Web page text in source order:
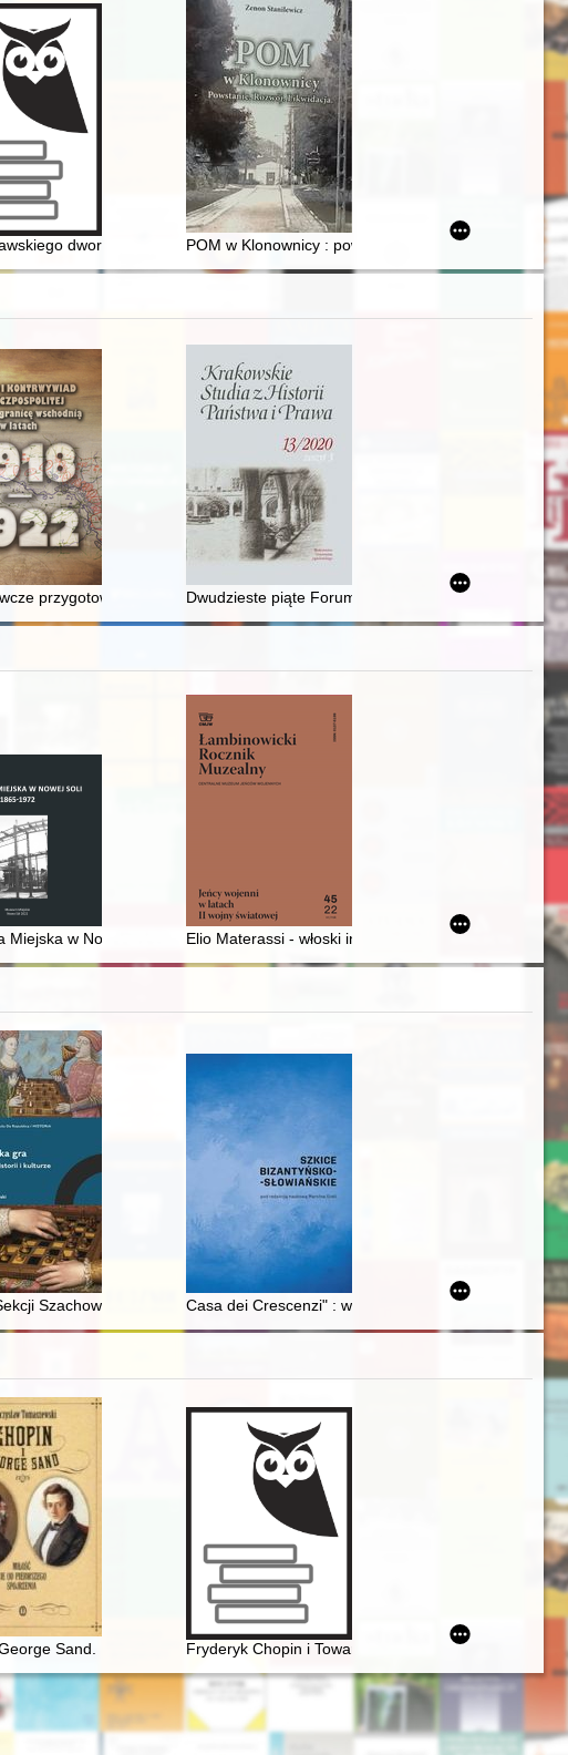
poklasztornym Archiwum : wybrane dokumenty z zasobu Archiwum
dworu : podróż w czasie i przestrzeni
POM w Klonownicy : powstanie : rozwój : likwidacja
przygotowanie operacji zaczepnej Wojska Polskiego na Ukrainie wiosną
Dwudzieste piąte Forum Młodych Historyków Prawa
Ignacy Moś
: analiza krytyczna
i wyszogrodzka w świetle źródeł archeologicznych : stan i perspektywy badań
Miejska w Nowej Soli 1865-1972Elio Materassi - włoski internowany wojskowy w
sprzedaży Alaski
Szachowej Gwiazdy Bydgoszcz 1930-2021Casa dei Crescenzi" : wyjątkowy monument
i inspiracjeSand. Miłość nie od pierwszego spojrzenia
Fryderyk Chopin i Towarzystwo Politechniczne